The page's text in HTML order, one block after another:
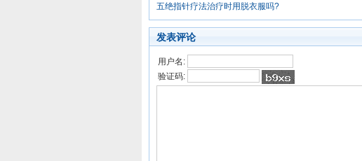
五绝指针疗法治疗时用脱衣服吗?
发表评论
用户名:
验证码: